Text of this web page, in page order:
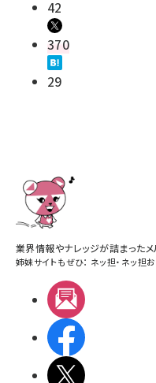
42
370
29
業界情報やナレッジが詰まったメ
姉妹サイトもぜひ： ネッ担・ ネッ担